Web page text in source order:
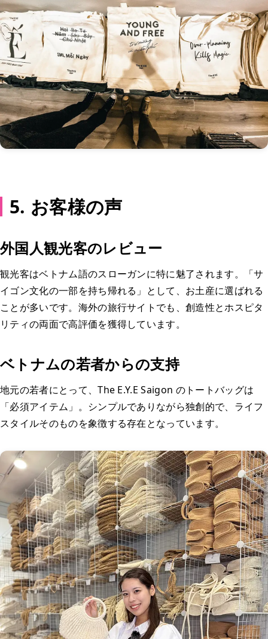
5. お客様の声
外国人観光客のレビュー
観光客はベトナム語のスローガンに特に魅了されます。「サ
イゴン文化の一部を持ち帰れる」として、お土産に選ばれる
ことが多いです。海外の旅行サイトでも、創造性とホスピタ
リティの両面で高評価を獲得しています。
ベトナムの若者からの支持
地元の若者にとって、The E.Y.E Saigon のトートバッグは
「必須アイテム」。シンプルでありながら独創的で、ライフ
スタイルそのものを象徴する存在となっています。